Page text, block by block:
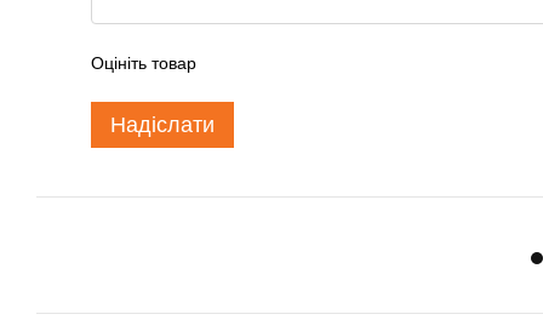
Оцініть товар
Надіслати